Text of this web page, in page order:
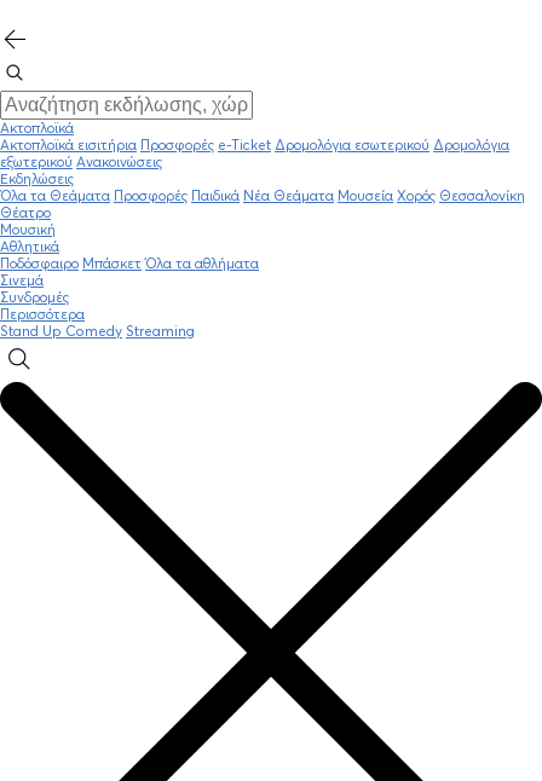
Ακτοπλοϊκά
Ακτοπλοϊκά εισιτήρια Προσφορές e-Ticket Δρομολόγια εσωτερικού Δρομολόγια
εξωτερικού Ανακοινώσεις
Εκδηλώσεις
Όλα τα Θεάματα Προσφορές Παιδικά Νέα Θεάματα Μουσεία Χορός Θεσσαλονίκη
Θέατρο
Μουσική
Αθλητικά
Ποδόσφαιρο Μπάσκετ Όλα τα αθλήματα
Σινεμά
Συνδρομές
Περισσότερα
Stand Up Comedy Streaming